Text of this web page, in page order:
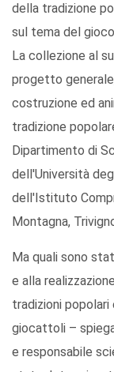
della tradizione
sul tema del
La collezione al
progetto
costruzione ed
tradizione
Dipartimento di
dell'Università
dell'Istituto
Montagna,
Ma quali sono
e alla
tradizioni
giocattoli –
e responsabile